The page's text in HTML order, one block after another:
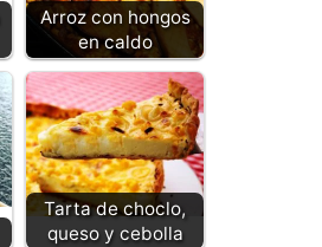
Arroz con hongos
en caldo
Tarta de choclo,
queso y cebolla